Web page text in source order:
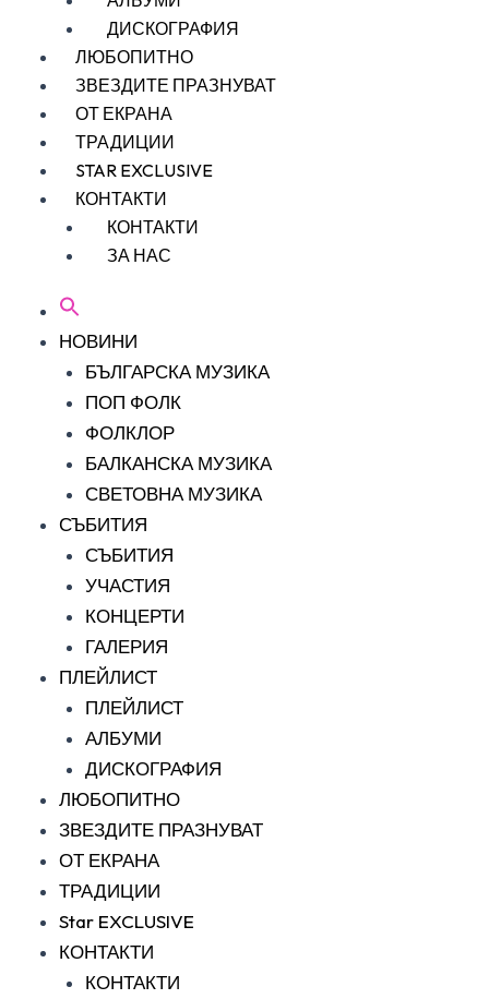
ДИСКОГРАФИЯ
ЛЮБОПИТНО
ЗВЕЗДИТЕ ПРАЗНУВАТ
ОТ ЕКРАНА
ТРАДИЦИИ
STAR EXCLUSIVE
КОНТАКТИ
КОНТАКТИ
ЗА НАС
НОВИНИ
БЪЛГАРСКА МУЗИКА
ПОП ФОЛК
ФОЛКЛОР
БАЛКАНСКА МУЗИКА
СВЕТОВНА МУЗИКА
СЪБИТИЯ
СЪБИТИЯ
УЧАСТИЯ
КОНЦЕРТИ
ГАЛЕРИЯ
ПЛЕЙЛИСТ
ПЛЕЙЛИСТ
АЛБУМИ
ДИСКОГРАФИЯ
ЛЮБОПИТНО
ЗВЕЗДИТЕ ПРАЗНУВАТ
ОТ ЕКРАНА
ТРАДИЦИИ
Star EXCLUSIVE
КОНТАКТИ
КОНТАКТИ